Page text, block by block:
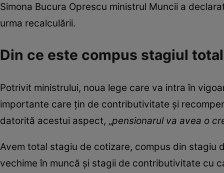
Simona Bucura Oprescu ministrul Muncii a
urma recalculării.
Din ce este compus stagiul
Potrivit ministrului, noua lege care va intra în
importante care țin de contributivitate și
datorită acestui aspect, „pensionarul va avea o
Avem total stagiu de cotizare, compus din
vechime în muncă și stagii de contributivitate cu